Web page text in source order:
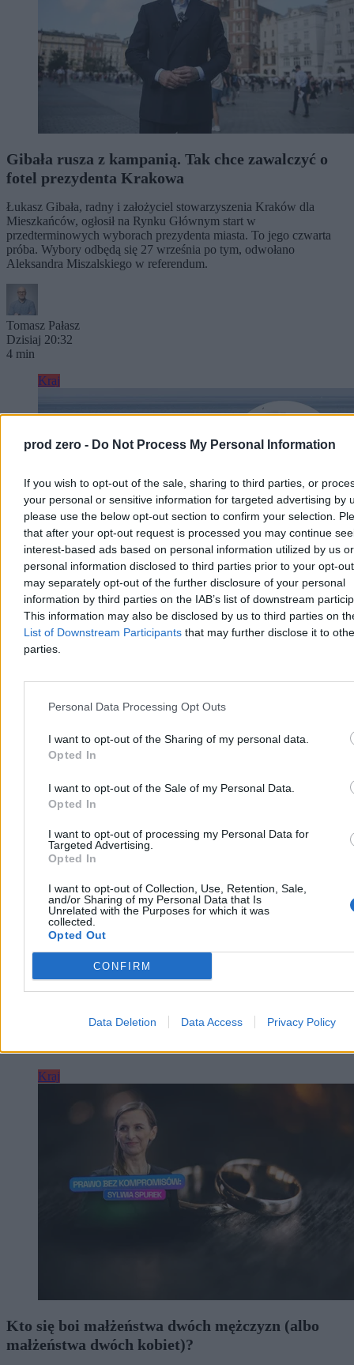
prod zero - Do Not Process My Personal Information
If you wish to opt-out of the sale, sharing to third parties, or
your personal or sensitive information for targeted advertising by
please use the below opt-out section to confirm your selection.
that after your opt-out request is processed you may continue
interest-based ads based on personal information utilized by us or
personal information disclosed to third parties prior to your opt-
may separately opt-out of the further disclosure of your personal
information by third parties on the IAB’s list of downstream
This information may also be disclosed by us to third parties on
List of Downstream Participants that may further disclose it to
parties.
Personal Data Processing Opt Outs
I want to opt-out of the Sharing of my personal data.
Opted In
I want to opt-out of the Sale of my Personal Data.
Opted In
I want to opt-out of processing my Personal Data for
Targeted Advertising.
Opted In
I want to opt-out of Collection, Use, Retention, Sale,
and/or Sharing of my Personal Data that Is
Unrelated with the Purposes for which it was
collected.
Opted Out
CONFIRM
Data Deletion Data Access Privacy Policy
Gibała rusza z kampanią. Tak chce zawalczyć o
fotel prezydenta Krakowa
Łukasz Gibała, radny i założyciel stowarzyszenia Kraków dla
Mieszkańców, ogłosił na Rynku Głównym start w
przedterminowych wyborach prezydenta miasta. To jego czwarta
próba. Wybory odbędą się 27 września po tym, odwołano
Aleksandra Miszalskiego w referendum.
Tomasz Pałasz
Dzisiaj 20:32
4 min
Kraj
Chwila ochłody, ale potem lato nie odpuści. Mamy
nową wakacyjną prognozę
długo. – Lato nie odpuszcza, choć okresy cieplejsze będą
Zero.pl Przemysław Makarewicz z Instytutu Meteorologii i
Gospodarki Wodnej.
Paweł Żurek
Reklama
Kraj
Kto się boi małżeństwa dwóch mężczyzn (albo
małżeństwa dwóch kobiet)?